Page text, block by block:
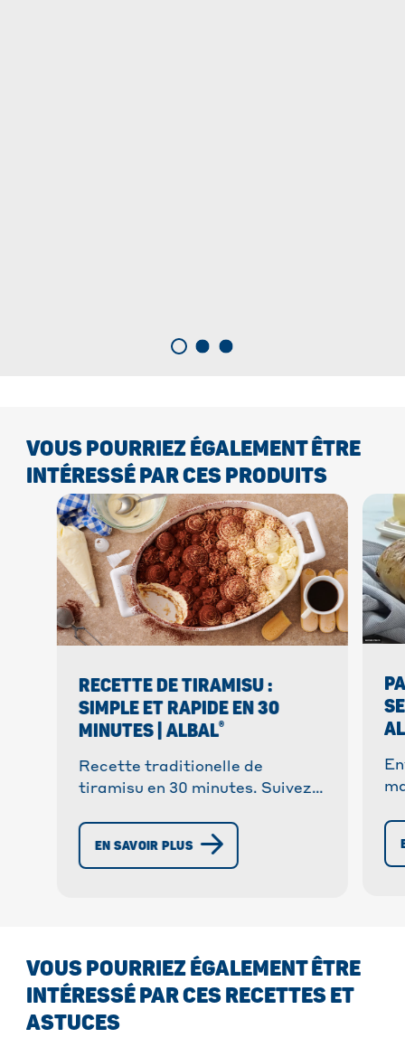
VOUS POURRIEZ ÉGALEMENT ÊTRE
INTÉRESSÉ PAR CES PRODUITS
RECETTE DE TIRAMISU :
SIMPLE ET RAPIDE EN 30
MINUTES | ALBAL®
Recette traditionelle de
tiramisu en 30 minutes. Suivez
italien parfait et impressionnez
vos invités avec ce dessert
EN SAVOIR PLUS
VOUS POURRIEZ ÉGALEMENT ÊTRE
INTÉRESSÉ PAR CES RECETTES ET
ASTUCES